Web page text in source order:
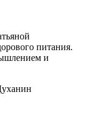
питания.
и